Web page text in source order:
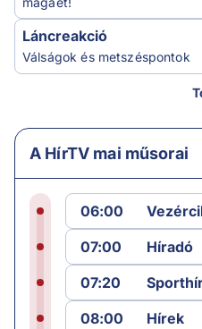
Láncreakció
Válságok és metszéspontok
A HírTV mai műsorai
06:00
07:00
Híradó
07:20
08:00
Hírek